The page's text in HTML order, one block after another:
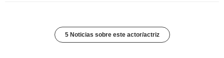
5 Noticias sobre este actor/actriz